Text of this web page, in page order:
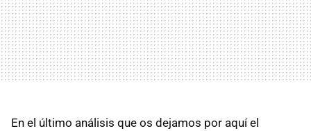
En el último análisis que os dejamos por aquí el